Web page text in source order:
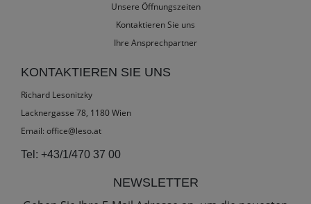
Unsere Öffnungszeiten
Kontaktieren Sie uns
Ihre Ansprechpartner
KONTAKTIEREN SIE UNS
Richard Lesonitzky
Lacknergasse 78, 1180 Wien
Email: office@leso.at
Tel: +43/1/470 37 00
NEWSLETTER